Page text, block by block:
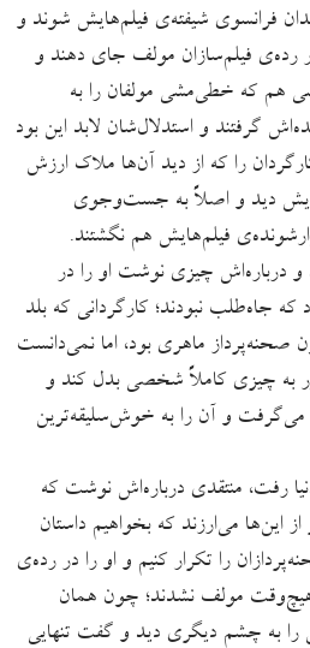
فرانسوی‌ شیفته‌ی فیلم‌هایش شوند و
رده‌ی فیلم‌سازان مولف جای دهند و
هم که خطی‌مشی مولفان را به
گرفتند و استدلال‌شان لابد این بود
را که از دید آن‌ها ملاک ارزش
دید و اصلاً به جست‌وجوی
فیلم‌هایش هم نگشتند.
درباره‌اش چیزی نوشت او را در
جاه‌طلب نبودند؛ کارگردانی که بلد
ماهری بود، اما نمی‌دانست
به چیزی کاملاً شخصی بدل کند و
و آن را به خوش‌سلیقه‌ترین
رفت، منتقدی درباره‌اش نوشت که
این‌ها می‌ارزند که بخواهیم داستان
را تکرار کنیم و او را در رده‌ی
مولف نشدند؛ چون همان
را به چشم دیگری دید و گفت تنهایی